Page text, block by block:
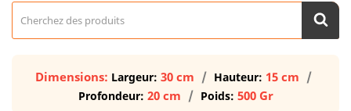
Dimensions: Largeur: 30 cm Hauteur: 15 cm
Profondeur: 20 cm Poids: 500 Gr